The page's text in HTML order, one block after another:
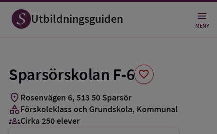
Utbildningsguiden MENY
Sparsörskolan F-6 favorite
Spara
som
favorit
location_on Rosenvägen 6, 51350 Sparsör
categoryFörskoleklass och Grundskola, Kommunal
groups_3Cirka 250 elever